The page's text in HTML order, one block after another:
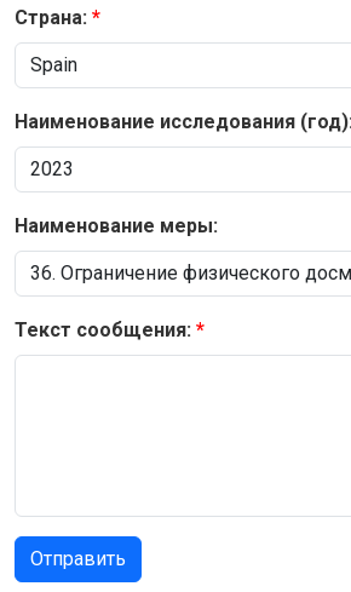
Страна:
Наименование исследования
Наименование меры:
Текст сообщения: